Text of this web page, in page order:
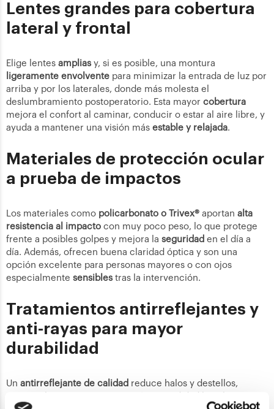
Lentes grandes para cobertura
lateral y frontal
Elige lentes ampliasy, si es posible, una montura
ligeramente envolvente para minimizar la entrada de luz por
arriba y por los laterales, donde más molesta el
deslumbramiento postoperatorio. Esta mayor cobertura
mejora el confort al caminar, conducir o estar al aire libre, y
ayuda a mantener una visión más estable y relajada.
Materiales de protección ocular
a prueba de impactos
Los materiales como policarbonato o Trivex® aportan alta
resistencia al impacto con muy poco peso, lo que protege
frente a posibles golpes y mejora la seguridad en el día a
día. Además, ofrecen buena claridad óptica y son una
opción excelente para personas mayores o con ojos
especialmente sensiblestras la intervención.
Tratamientos antirreflejantes y
anti-rayas para mayor
durabilidad
Un antirreflejante de calidad reduce halos y destellos,